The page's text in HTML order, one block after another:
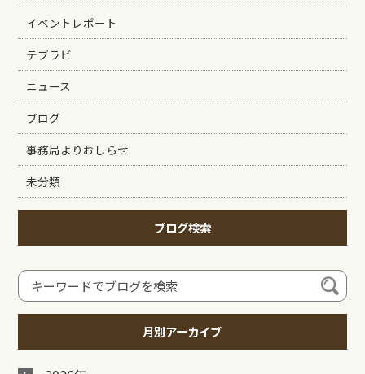
イベントレポート
テブラビ
ニュース
ブログ
事務局よりおしらせ
未分類
ブログ検索
月別アーカイブ